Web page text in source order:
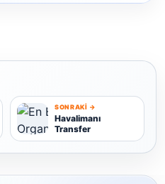
H
SONRAKI →
Havalimanı
Transfer